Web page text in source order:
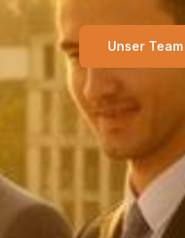
Unser Team